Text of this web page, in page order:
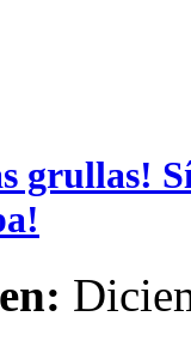
grullas!